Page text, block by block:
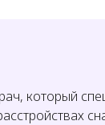
который